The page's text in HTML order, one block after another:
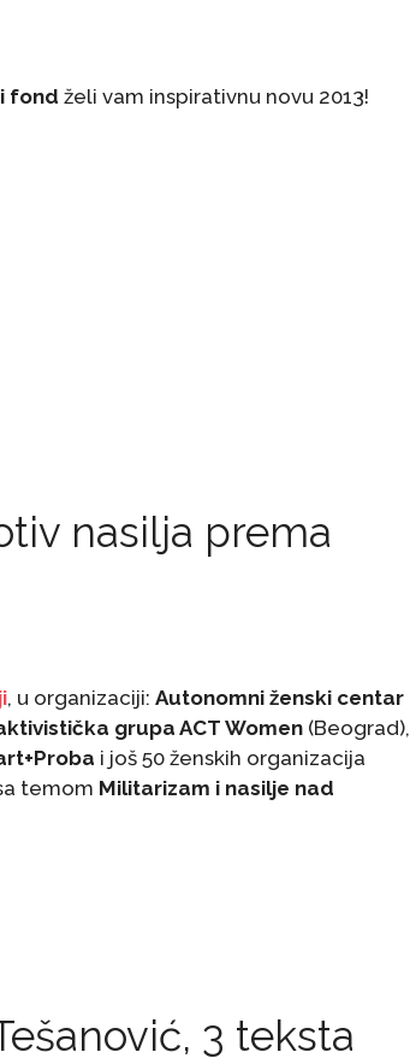
fond želi vam inspirativnu novu 2013!
nasilja prema
, u organizaciji: Autonomni ženski centar
grupa ACT Women (Beograd),
i još 50 ženskih organizacija
temom Militarizam i nasilje nad
3 teksta